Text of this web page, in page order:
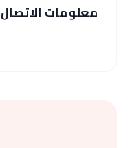
معلومات الاتصال